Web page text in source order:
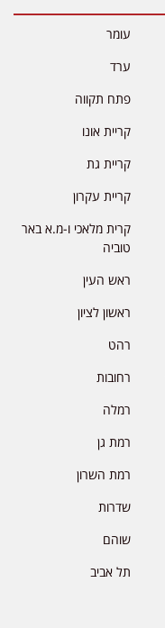
עומר
ערד
פתח תקווה
קריית אונו
קריית גת
קריית עקרון
קרית מלאכי ו-מ.א באר
טוביה
ראש העין
ראשון לציון
רהט
רחובות
רמלה
רמת גן
רמת השרון
שדרות
שוהם
תל אביב